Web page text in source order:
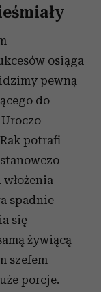
osiąga
pewną
do
potrafi
spadnie
się
żywiącą
szefem
porcje.